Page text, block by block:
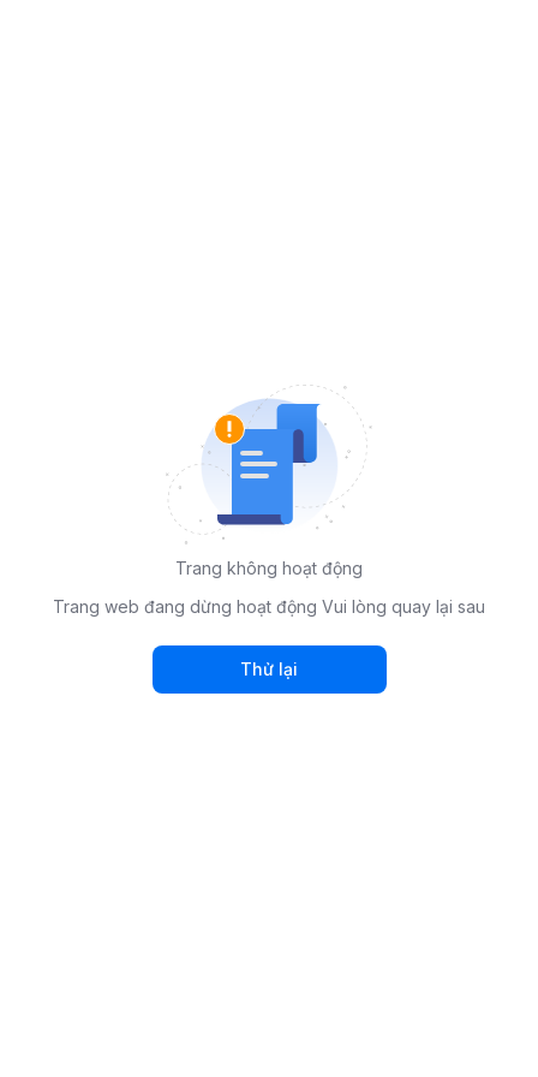
Trang không hoạt động
Trang web đang dừng hoạt động Vui lòng quay lại sau
Thử lại